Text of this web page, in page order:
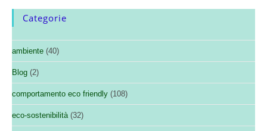
Categorie
ambiente (40)
Blog (2)
comportamento eco friendly (108)
eco-sostenibilità (32)